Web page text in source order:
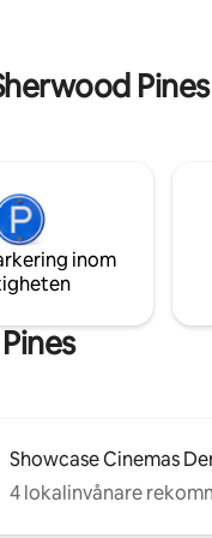
Pines
inom
Showcase Cinemas
4 lokalinvånare